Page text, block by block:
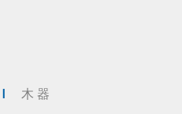
木 器